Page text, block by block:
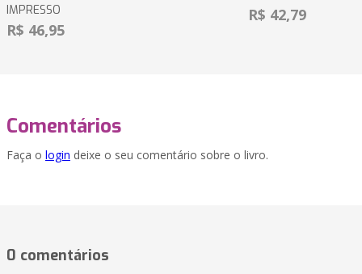
IMPRESSO
R$ 46,95
R$ 42,79
Comentários
Faça o login deixe o seu comentário sobre o livro.
0 comentários